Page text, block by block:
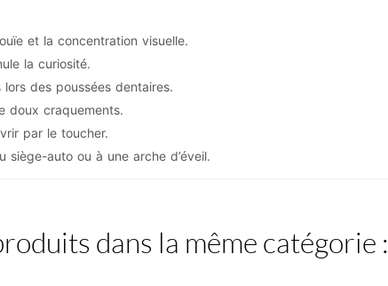
et la concentration visuelle.
la curiosité.
des poussées dentaires.
doux craquements.
par le toucher.
siège-auto ou à une arche d’éveil.
dans la même catégorie :